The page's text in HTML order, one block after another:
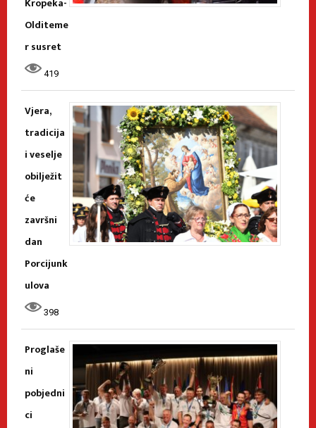
Kropeka-
Olditeme
r susret
419
Vjera,
tradicija
i veselje
obilježit
će
završni
dan
Porcijunk
ulova
398
Proglaše
ni
pobjedni
ci